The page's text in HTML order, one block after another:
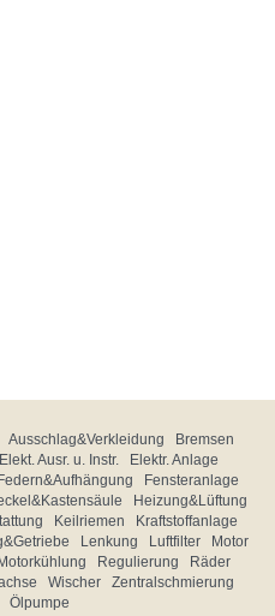
Ausschlag&Verkleidung
Bremsen
Elekt. Ausr. u. Instr.
Elektr. Anlage
Federn&Aufhängung
Fensteranlage
Heizung&Lüftung
Keilriemen
Kraftstoffanlage
Lenkung Luftfilter
Motor
Motorkühlung Regulierung
Räder
Wischer
Zentralschmierung
Ölpumpe